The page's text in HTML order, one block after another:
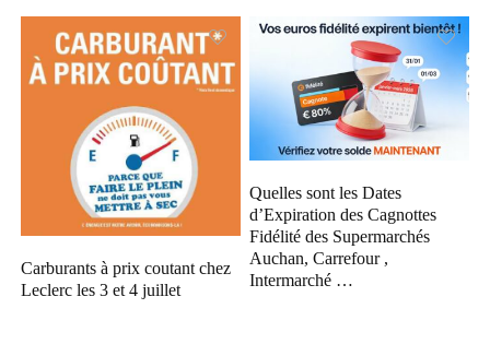
Carburants à prix coutant chez
Leclerc les 3 et 4 juillet
Quelles sont les Dates
d’Expiration des Cagnottes
Fidélité des Supermarchés
Auchan, Carrefour ,
Intermarché …